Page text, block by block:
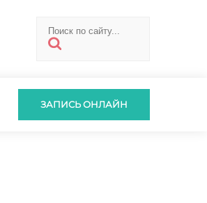
ЗАПИСЬ ОНЛАЙН